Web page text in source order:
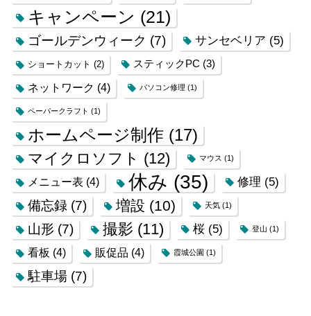
キャンペーン (21)
ゴールデンウィーク (7) サンセベリア (5)
ショートカット (2) スティックPC (3)
ネットワーク (4) パソコン修理 (1)
ペーパークラフト (1)
ホームページ制作 (17)
マイクロソフト (12) マウス (1)
メニュー表 (4) 休み (35) 修理 (5)
備忘録 (7) 増設 (10) 天気 (1)
山形 (7) 撮影 (11) 桜 (5) 登山 (1)
看板 (4) 販促品 (4) 霞城公園 (1)
駐車場 (7)